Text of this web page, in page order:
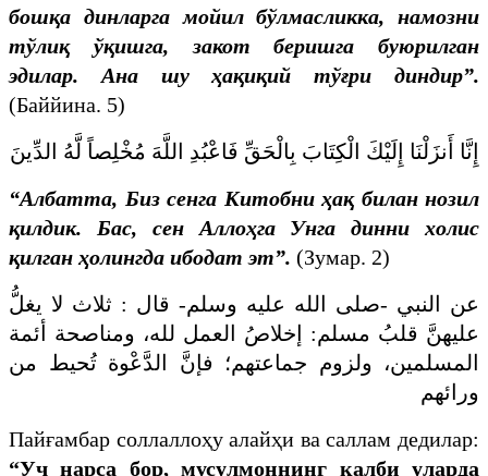
бошқа динларга мойил бўлмасликка, намозни
тўлиқ ўқишга, закот беришга буюрилган
эдилар. Ана шу ҳақиқий тўғри диндир”.
(Баййина. 5)
إِنَّا أَنزَلْنَا إِلَيْكَ الْكِتَابَ بِالْحَقِّ فَاعْبُدِ اللَّهَ مُخْلِصاً لَّهُ الدِّينَ
“Албатта, Биз сенга Китобни ҳақ билан нозил
қилдик. Бас, сен Аллоҳга Унга динни холис
қилган ҳолингда ибодат эт”. (Зумар. 2)
عن النبي -صلى الله عليه وسلم- قال : ثلاث لا يغلُّ
عليهنَّ قلبُ مسلم: إخلاصُ العمل لله، ومناصحة أئمة
المسلمين، ولزوم جماعتهم؛ فإنَّ الدَّعْوة تُحيط من
ورائهم
Пайғамбар соллаллоҳу алайҳи ва саллам дедилар:
“Уч нарса бор, мусулмоннинг қалби уларда